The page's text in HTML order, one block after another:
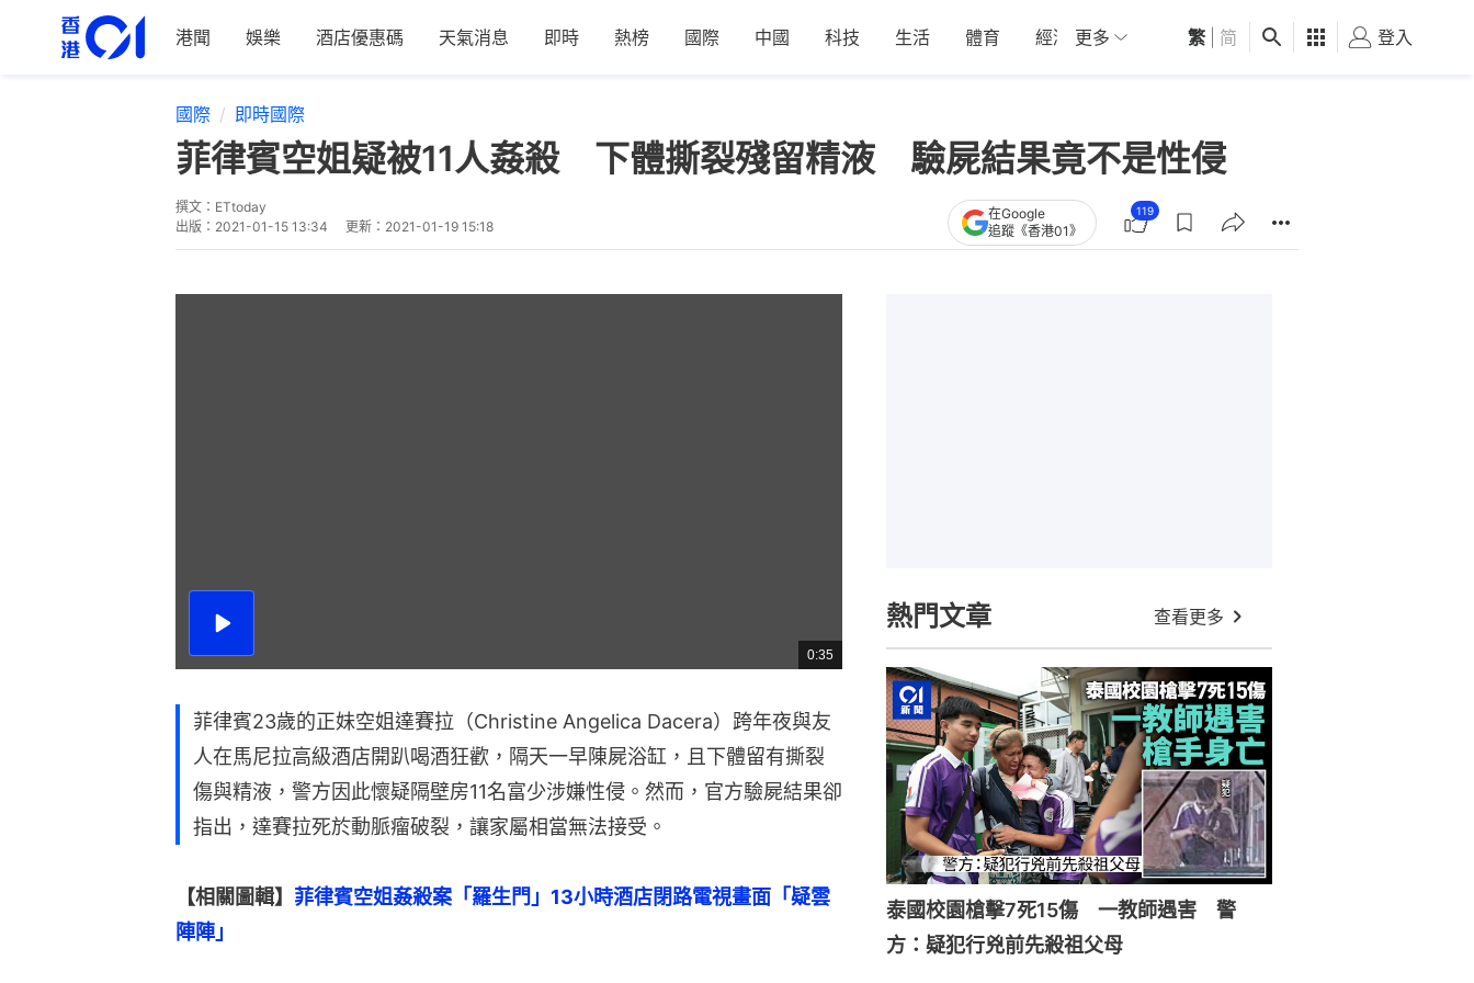
港聞 娛樂 酒店優惠碼 天氣消息 即時 熱榜 國際 中國 科技 生活 體育 經濟 01深圳 觀點 健康 好食玩飛
更多 繁 简 登入
國際 即時國際
菲律賓空姐疑被11人姦殺 下體撕裂殘留精液 驗屍結果竟不是性侵
撰文： ETtoday
出版： 2021-01-15 13:34 更新： 2021-01-19 15:18
在Google
追蹤《香港01》
119
播
總
共
0:35
菲律賓23歲的正妹空姐達賽拉（Christine Angelica Dacera）跨年夜與友
人在馬尼拉高級酒店開趴喝酒狂歡，隔天一早陳屍浴缸，且下體留有撕裂
傷與精液，警方因此懷疑隔壁房11名富少涉嫌性侵。然而，官方驗屍結果卻
指出，達賽拉死於動脈瘤破裂，讓家屬相當無法接受。
【相關圖輯】 菲律賓空姐姦殺案「羅生門」13小時酒店閉路電視畫面「疑雲
陣陣」
熱門文章 查看更多
泰國校園槍擊7死15傷 一教師遇害 警
方：疑犯行兇前先殺祖父母